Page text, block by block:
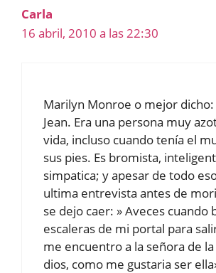
Carla
16 abril, 2010 a las 22:30
Marilyn Monroe o mejor
Jean. Era una persona muy
vida, incluso cuando tenía el
sus pies. Es bromista,
simpatica; y apesar de todo
ultima entrevista antes de
se dejo caer: » Aveces cuando
escaleras de mi portal para
me encuentro a la señora de
dios, como me gustaria ser